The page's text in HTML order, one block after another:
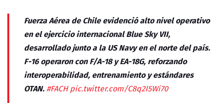
Fuerza Aérea de Chile evidenció alto nivel operativo
en el ejercicio internacional Blue Sky VII,
desarrollado junto a la US Navy en el norte del país.
F-16 operaron con F/A-18 y EA-18G, reforzando
interoperabilidad, entrenamiento y estándares
OTAN. #FACH pic.twitter.com/C8q2I5Wi70